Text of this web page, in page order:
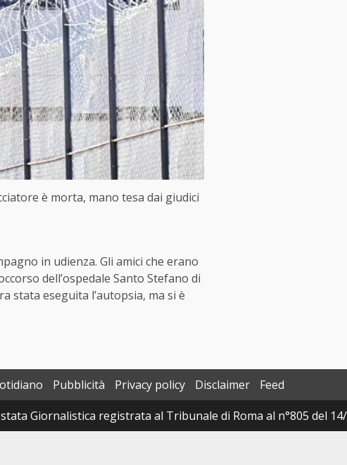
è morta, mano tesa dai giudici
in udienza. Gli amici che erano
dell’ospedale Santo Stefano di
stata eseguita l’autopsia, ma si è
Pubblicità Privacy policy Disclaimer
Feed
Giornalistica registrata al Tribunale di Roma al n°805 del